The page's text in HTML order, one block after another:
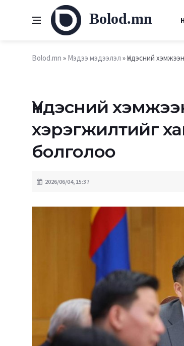
Bolod.mn
Bolod.mn » Мэдээ мэдээлэл » Үндэсний
Үндэсний
хэрэгжилтийг
болголоо
2026/06/04, 15:37